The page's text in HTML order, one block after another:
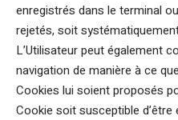
enregistrés dans le terminal
rejetés, soit
L’Utilisateur peut également
navigation de manière à ce
Cookies lui soient proposés
Cookie soit susceptible